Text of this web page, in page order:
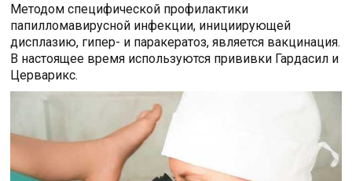
Методом специфической профилактики
папилломавирусной инфекции, инициирующей
дисплазию, гипер- и паракератоз, является вакцинация.
В настоящее время используются прививки Гардасил и
Церварикс.